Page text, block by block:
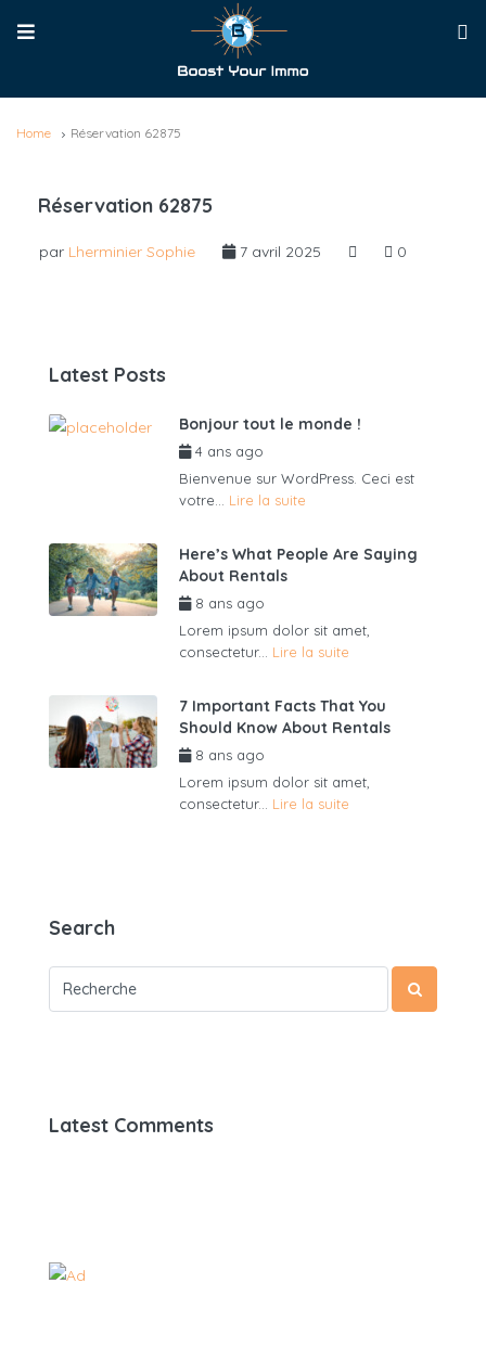
Home Réservation 62875
Réservation 62875
par Lherminier Sophie 7 avril 2025 0
Latest Posts
Bonjour tout le monde !
4 ans ago
Bienvenue sur WordPress. Ceci est
votre... Lire la suite
Here’s What People Are Saying
About Rentals
8 ans ago
Lorem ipsum dolor sit amet,
consectetur... Lire la suite
7 Important Facts That You
Should Know About Rentals
8 ans ago
Lorem ipsum dolor sit amet,
consectetur... Lire la suite
Search
Latest Comments